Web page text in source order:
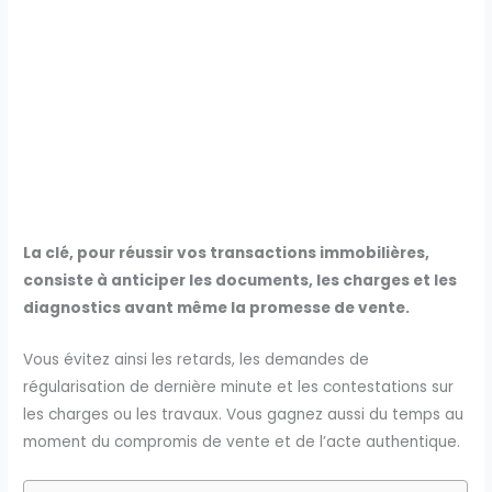
La clé, pour réussir vos transactions immobilières,
consiste à anticiper les documents, les charges et les
diagnostics avant même la promesse de vente.
Vous évitez ainsi les retards, les demandes de
régularisation de dernière minute et les contestations sur
les charges ou les travaux. Vous gagnez aussi du temps au
moment du compromis de vente et de l’acte authentique.